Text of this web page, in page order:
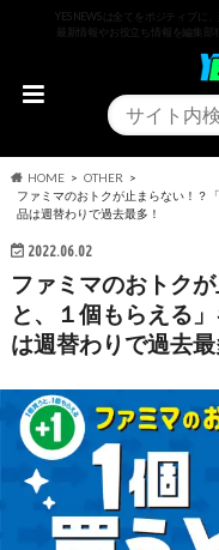
YESNEWSは全てをポジティブに
最新情報やお役立ち情報を編集
HOME
OTHER
ファミマのおトクが止まらない！？
品は週替わりで過去最多！
2022.06.02
ファミマのおトク
と、１個もらえる
は週替わりで過去最